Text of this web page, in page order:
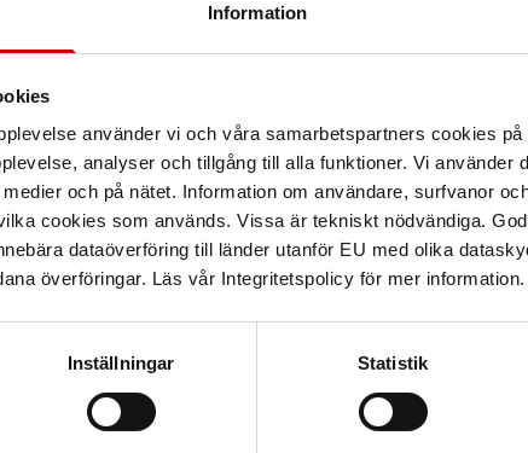
Information
använder vi och våra samarbetspartners cookies
analyser och tillgång till alla funktioner. Vi använder
och på nätet. Information om användare, surfvanor
cookies som används. Vissa är tekniskt nödvändiga.
dataöverföring till länder utanför EU med olika
överföringar. Läs vår Integritetspolicy för mer information.
Inställningar Statistik